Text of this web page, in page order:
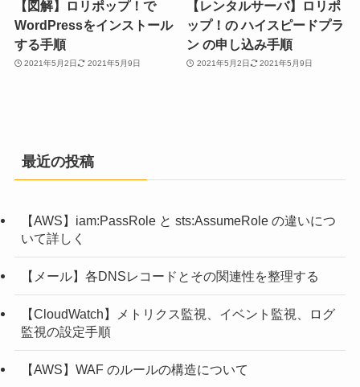
【図解】ロリポップ！で
WordPressをインストール
する手順
2021年5月2日 2021年5月9日
【レンタルサーバ】ロリポ
ップ！の ハイスピードプラ
ン の申し込み手順
2021年5月2日 2021年5月9日
最近の投稿
【AWS】iam:PassRole と sts:AssumeRole の違いにつ
いて詳しく
【メール】各DNSレコードとその関連性を整理する
【CloudWatch】メトリクス監視、イベント監視、ログ
監視の設定手順
【AWS】WAF のルールの構造について